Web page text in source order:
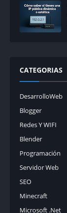
CATEGORIAS
DesarrolloWeb
Blogger
Redes Y WIFI
Blender
Programación
Servidor Web
SEO
Minecraft
Microsoft .Net